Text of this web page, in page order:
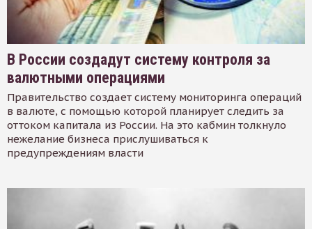
В России создадут систему контроля за
валютными операциями
Правительство создает систему мониторинга операций
в валюте, с помощью которой планирует следить за
оттоком капитала из России. На это кабмин толкнуло
нежелание бизнеса прислушиваться к
предупреждениям власти